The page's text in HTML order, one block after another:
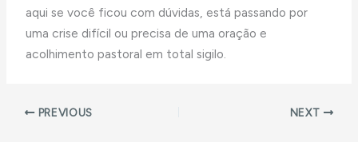
aqui se você ficou com dúvidas, está passando por
uma crise difícil ou precisa de uma oração e
acolhimento pastoral em total sigilo.
PREVIOUS NEXT